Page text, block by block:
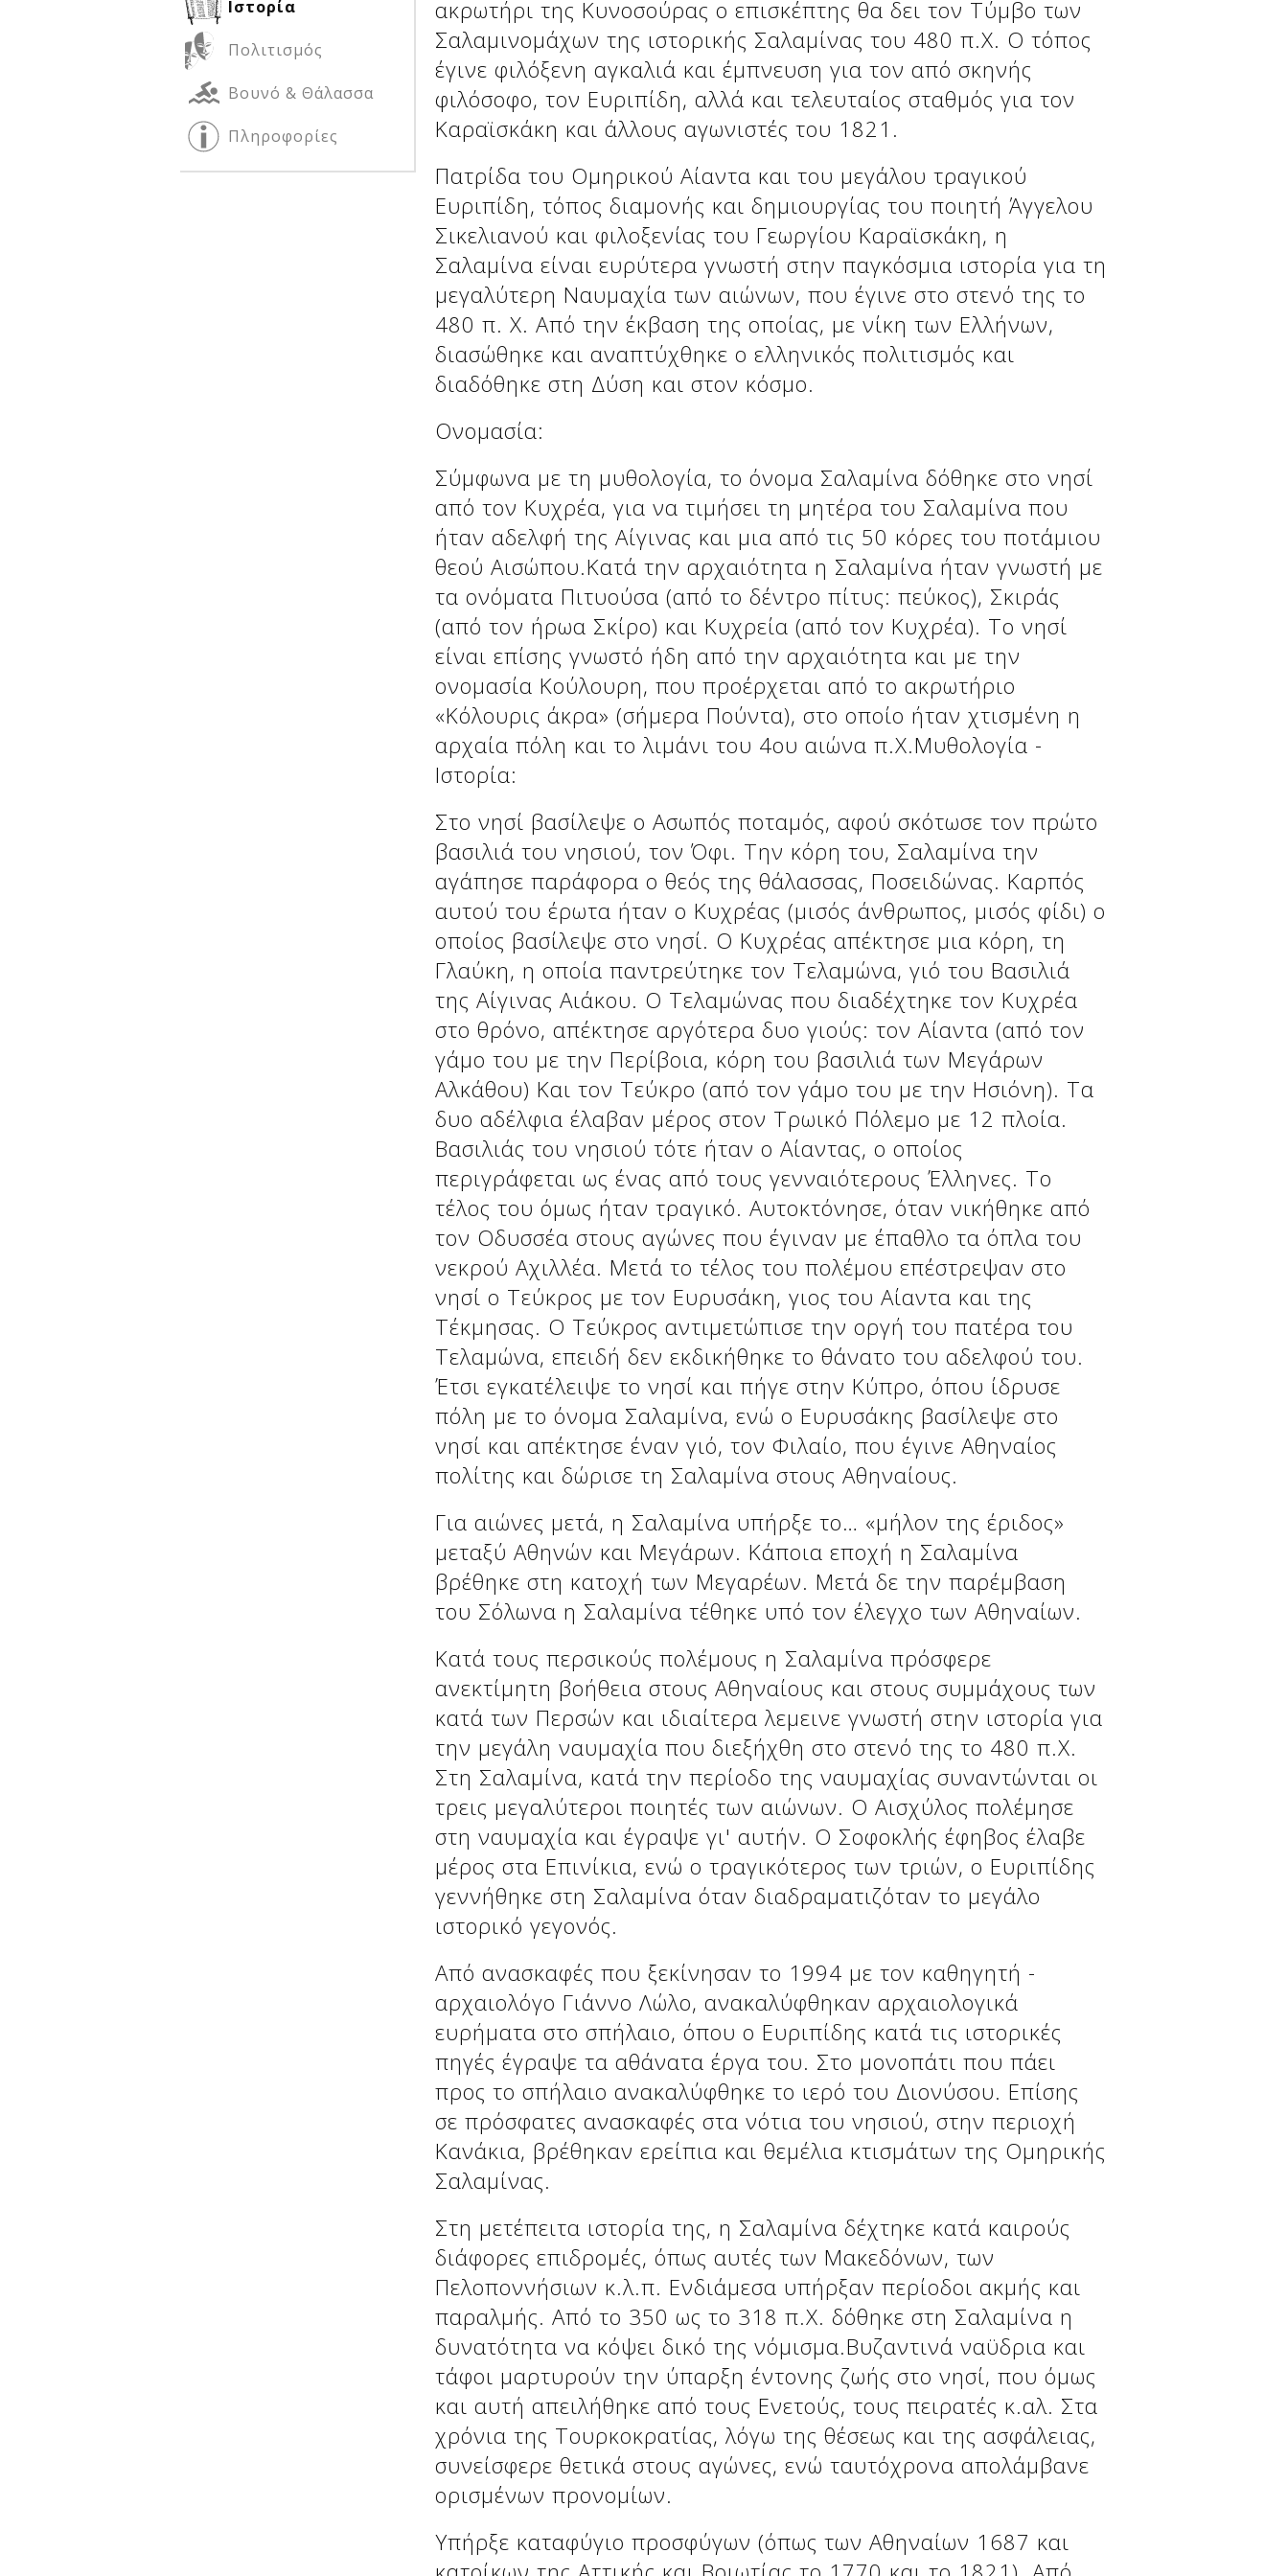
Δείτε μας:
Δείτε μας:
Ιστορία
Πολιτισμός
Βουνό & Θάλασσα
Πληροφορίες
ακρωτήρι της Κυνοσούρας ο επισκέπτης θα δει τον Τύμβο των
Σαλαμινομάχων της ιστορικής Σαλαμίνας του 480 π.Χ. Ο τόπος
έγινε φιλόξενη αγκαλιά και έμπνευση για τον από σκηνής
φιλόσοφο, τον Ευριπίδη, αλλά και τελευταίος σταθμός για τον
Καραϊσκάκη και άλλους αγωνιστές του 1821.
Πατρίδα του Ομηρικού Αίαντα και του μεγάλου τραγικού
Ευριπίδη, τόπος διαμονής και δημιουργίας του ποιητή Άγγελου
Σικελιανού και φιλοξενίας του Γεωργίου Καραϊσκάκη, η
Σαλαμίνα είναι ευρύτερα γνωστή στην παγκόσμια ιστορία για τη
μεγαλύτερη Ναυμαχία των αιώνων, που έγινε στο στενό της το
480 π. Χ. Από την έκβαση της οποίας, με νίκη των Ελλήνων,
διασώθηκε και αναπτύχθηκε ο ελληνικός πολιτισμός και
διαδόθηκε στη Δύση και στον κόσμο.
Ονομασία:
Σύμφωνα με τη μυθολογία, το όνομα Σαλαμίνα δόθηκε στο νησί
από τον Κυχρέα, για να τιμήσει τη μητέρα του Σαλαμίνα που
ήταν αδελφή της Αίγινας και μια από τις 50 κόρες του ποτάμιου
θεού Αισώπου.Κατά την αρχαιότητα η Σαλαμίνα ήταν γνωστή με
τα ονόματα Πιτυούσα (από το δέντρο πίτυς: πεύκος), Σκιράς
(από τον ήρωα Σκίρο) και Κυχρεία (από τον Κυχρέα). Το νησί
είναι επίσης γνωστό ήδη από την αρχαιότητα και με την
ονομασία Κούλουρη, που προέρχεται από το ακρωτήριο
«Κόλουρις άκρα» (σήμερα Πούντα), στο οποίο ήταν χτισμένη η
αρχαία πόλη και το λιμάνι του 4ου αιώνα π.Χ.Μυθολογία -
Ιστορία:
Στο νησί βασίλεψε ο Ασωπός ποταμός, αφού σκότωσε τον πρώτο
βασιλιά του νησιού, τον Όφι. Την κόρη του, Σαλαμίνα την
αγάπησε παράφορα ο θεός της θάλασσας, Ποσειδώνας. Καρπός
αυτού του έρωτα ήταν ο Κυχρέας (μισός άνθρωπος, μισός φίδι) ο
οποίος βασίλεψε στο νησί. Ο Κυχρέας απέκτησε μια κόρη, τη
Γλαύκη, η οποία παντρεύτηκε τον Τελαμώνα, γιό του Βασιλιά
της Αίγινας Αιάκου. Ο Τελαμώνας που διαδέχτηκε τον Κυχρέα
στο θρόνο, απέκτησε αργότερα δυο γιούς: τον Αίαντα (από τον
γάμο του με την Περίβοια, κόρη του βασιλιά των Μεγάρων
Αλκάθου) Και τον Τεύκρο (από τον γάμο του με την Ησιόνη). Τα
δυο αδέλφια έλαβαν μέρος στον Τρωικό Πόλεμο με 12 πλοία.
Βασιλιάς του νησιού τότε ήταν ο Αίαντας, ο οποίος
περιγράφεται ως ένας από τους γενναιότερους Έλληνες. Το
τέλος του όμως ήταν τραγικό. Αυτοκτόνησε, όταν νικήθηκε από
τον Οδυσσέα στους αγώνες που έγιναν με έπαθλο τα όπλα του
νεκρού Αχιλλέα. Μετά το τέλος του πολέμου επέστρεψαν στο
νησί ο Τεύκρος με τον Ευρυσάκη, γιος του Αίαντα και της
Τέκμησας. Ο Τεύκρος αντιμετώπισε την οργή του πατέρα του
Τελαμώνα, επειδή δεν εκδικήθηκε το θάνατο του αδελφού του.
Έτσι εγκατέλειψε το νησί και πήγε στην Κύπρο, όπου ίδρυσε
πόλη με το όνομα Σαλαμίνα, ενώ ο Ευρυσάκης βασίλεψε στο
νησί και απέκτησε έναν γιό, τον Φιλαίο, που έγινε Αθηναίος
πολίτης και δώρισε τη Σαλαμίνα στους Αθηναίους.
Για αιώνες μετά, η Σαλαμίνα υπήρξε το… «μήλον της έριδος»
μεταξύ Αθηνών και Μεγάρων. Κάποια εποχή η Σαλαμίνα
βρέθηκε στη κατοχή των Μεγαρέων. Μετά δε την παρέμβαση
του Σόλωνα η Σαλαμίνα τέθηκε υπό τον έλεγχο των Αθηναίων.
Κατά τους περσικούς πολέμους η Σαλαμίνα πρόσφερε
ανεκτίμητη βοήθεια στους Αθηναίους και στους συμμάχους των
κατά των Περσών και ιδιαίτερα λεμεινε γνωστή στην ιστορία για
την μεγάλη ναυμαχία που διεξήχθη στο στενό της το 480 π.Χ.
Στη Σαλαμίνα, κατά την περίοδο της ναυμαχίας συναντώνται οι
τρεις μεγαλύτεροι ποιητές των αιώνων. Ο Αισχύλος πολέμησε
στη ναυμαχία και έγραψε γι' αυτήν. Ο Σοφοκλής έφηβος έλαβε
μέρος στα Επινίκια, ενώ ο τραγικότερος των τριών, ο Ευριπίδης
γεννήθηκε στη Σαλαμίνα όταν διαδραματιζόταν το μεγάλο
ιστορικό γεγονός.
Από ανασκαφές που ξεκίνησαν το 1994 με τον καθηγητή -
αρχαιολόγο Γιάννο Λώλο, ανακαλύφθηκαν αρχαιολογικά
ευρήματα στο σπήλαιο, όπου ο Ευριπίδης κατά τις ιστορικές
πηγές έγραψε τα αθάνατα έργα του. Στο μονοπάτι που πάει
προς το σπήλαιο ανακαλύφθηκε το ιερό του Διονύσου. Επίσης
σε πρόσφατες ανασκαφές στα νότια του νησιού, στην περιοχή
Κανάκια, βρέθηκαν ερείπια και θεμέλια κτισμάτων της Ομηρικής
Σαλαμίνας.
Στη μετέπειτα ιστορία της, η Σαλαμίνα δέχτηκε κατά καιρούς
διάφορες επιδρομές, όπως αυτές των Μακεδόνων, των
Πελοποννήσιων κ.λ.π. Ενδιάμεσα υπήρξαν περίοδοι ακμής και
παραλμής. Από το 350 ως το 318 π.Χ. δόθηκε στη Σαλαμίνα η
δυνατότητα να κόψει δικό της νόμισμα.Βυζαντινά ναϋδρια και
τάφοι μαρτυρούν την ύπαρξη έντονης ζωής στο νησί, που όμως
και αυτή απειλήθηκε από τους Ενετούς, τους πειρατές κ.αλ. Στα
χρόνια της Τουρκοκρατίας, λόγω της θέσεως και της ασφάλειας,
συνείσφερε θετικά στους αγώνες, ενώ ταυτόχρονα απολάμβανε
ορισμένων προνομίων.
Υπήρξε καταφύγιο προσφύγων (όπως των Αθηναίων 1687 και